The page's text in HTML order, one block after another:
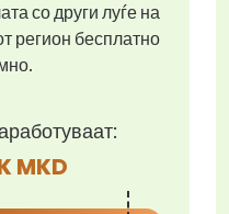
со други луѓе на
регион бесплатно
MKD